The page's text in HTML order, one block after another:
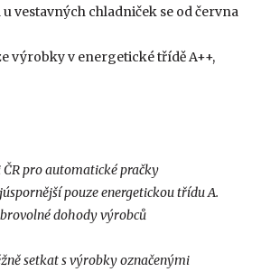
vestavných chladniček se od června
výrobky v energetické třídě A++,
ČR pro automatické pračky
pouze energetickou třídu A.
dohody výrobců
setkat s výrobky označenými